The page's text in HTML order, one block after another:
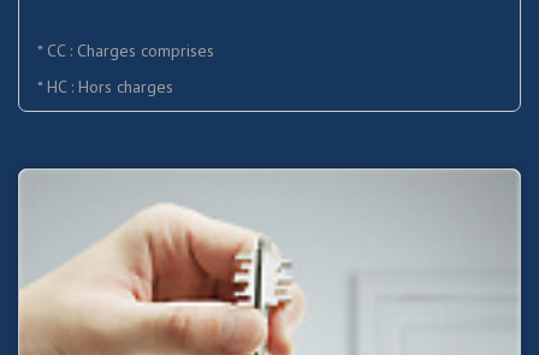
* CC : Charges comprises
* HC : Hors charges